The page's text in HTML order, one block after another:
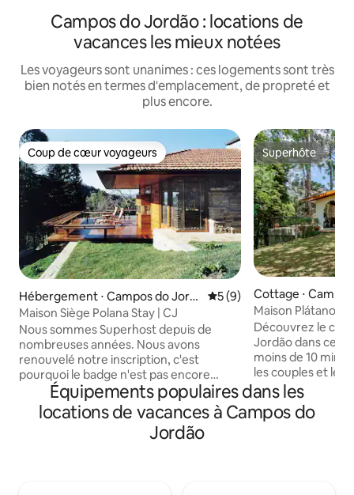
Campos do Jordão : locations de
vacances les mieux notées
Les voyageurs sont unanimes : ces logements sont très
bien notés en termes d'emplacement, de propreté et
plus encore.
Coup de cœur voyageurs
Coup de cœur voyageurs
Hébergement ⋅ Campos do Jord
ão
Évaluation moyenne sur
5 (9)
Maison Siège Polana Stay | CJ
Nous sommes Superhost depuis de
nombreuses années. Nous avons
renouvelé notre inscription, c'est
pourquoi le badge n'est pas encore
réapparu sur notre profil ;) La Casa da
Sede do Polana a été construite en 2000
selon le projet de l'architecte Mauro
Munhoz et se présente sous la forme
Superhôte
Superhôte
Cottage ⋅
Maison Plátano :
Mantiqueira
Découvrez le
Jordão dans
moins de 10 min de
les couples et les
connexion Wi-Fi
ou pour se
même pour
Équipements populaires dans les
locations de vacances à Campos do
Jordão